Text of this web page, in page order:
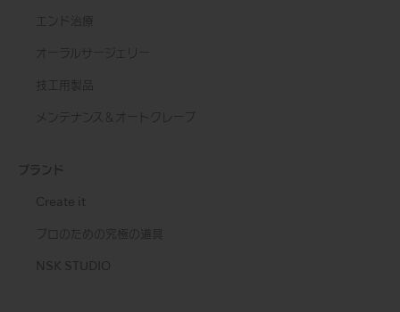
エンド治療
オーラルサージェリー
技工用製品
メンテナンス＆オートクレーブ
ブランド
Create it
プロのための究極の道具
NSK STUDIO